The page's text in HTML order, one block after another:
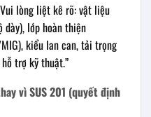
lòng liệt kê rõ: vật liệu
dày), lớp hoàn thiện
kiểu lan can, tải trọng
trợ kỹ thuật.”
vì SUS 201 (quyết định